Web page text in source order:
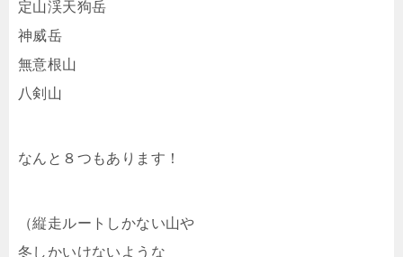
定山渓天狗岳
神威岳
無意根山
八剣山
なんと８つもあります！
（縦走ルートしかない山や
冬しかいけないような